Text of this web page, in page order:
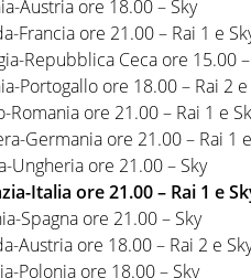
Austria ore 18.00 – Sky
Francia ore 21.00 – Rai 1 e
Repubblica Ceca ore 15.00
Portogallo ore 18.00 – Rai 2 e
Romania ore 21.00 – Rai 1 e
Germania ore 21.00 – Rai 1
Ungheria ore 21.00 – Sky
Italia ore 21.00 – Rai 1 e
Spagna ore 21.00 – Sky
Austria ore 18.00 – Rai 2 e
Polonia ore 18.00 – Sky